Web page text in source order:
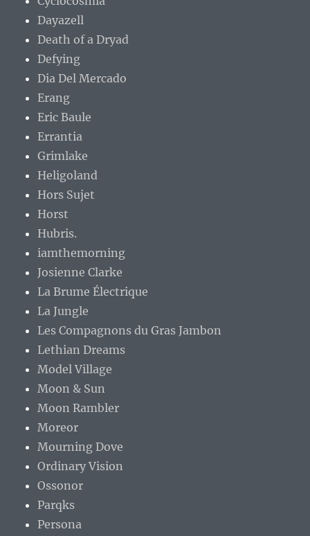
Dayazell
Death of a Dryad
Defying
Dia Del Mercado
Erang
Eric Baule
Errantia
Grimlake
Heligoland
Hors Sujet
Horst
Hubris.
iamthemorning
Josienne Clarke
La Brume Électrique
La Jungle
Les Compagnons du Gras Jambon
Lethian Dreams
Model Village
Moon & Sun
Moon Rambler
Moreor
Mourning Dove
Ordinary Vision
Ossonor
Parqks
Persona